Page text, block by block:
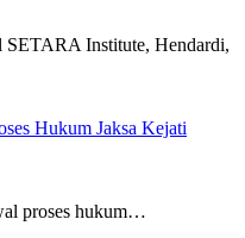
Institute, Hendardi,
Hukum Jaksa Kejati
proses hukum…